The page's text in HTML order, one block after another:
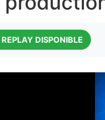
DISPONIBLE